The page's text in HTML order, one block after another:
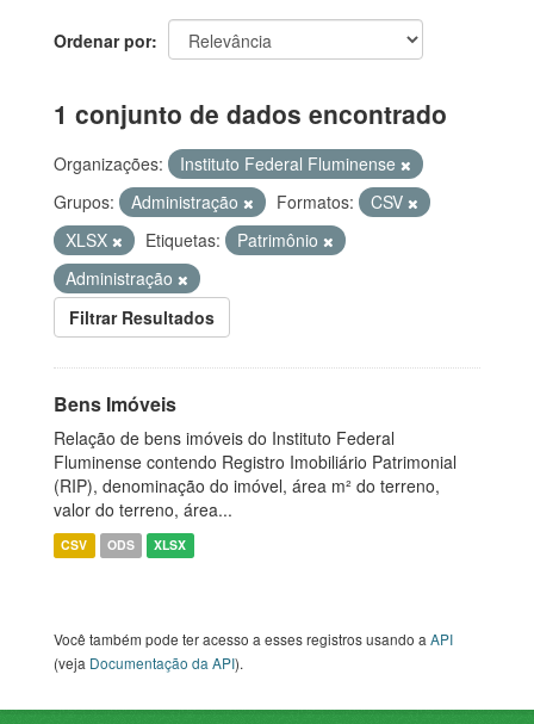
Ordenar por
1 conjunto de dados encontrado
Organizações:
Instituto Federal Fluminense
Grupos:
Administração Formatos:
CSV
XLSX
Etiquetas:
Patrimônio
Administração
Filtrar Resultados
Bens Imóveis
Relação de bens imóveis do Instituto Federal
Fluminense contendo Registro Imobiliário Patrimonial
(RIP), denominação do imóvel, área m² do terreno,
valor do terreno, área...
CSV ODS XLSX
Você também pode ter acesso a esses registros usando aAPI
(veja Documentação da API).